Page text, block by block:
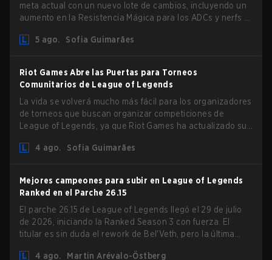
meta actual con un nuevo lote de cambios, incluyendo un
aumento en la Resistencia Mágica para los ADCs y nerfs a
5 ago.
Sofia Guimarães
Riot Games Abre las Puertas para Torneos
Comunitarios de League of Legends
La vida se volverá mucho más fácil para los organizadores
de torneos que buscan organizar competiciones de
League of Legends, ya que Riot Games ha actualizado sus
eliminan varias restricciones obsoletas.
4 ago. Sofia Guimarães
Mejores campeones para subir en League of Legends
Ranked en el Parche 26.15
El parche 26.15 de League of Legends llegó el 29 de julio
de 2026, iniciando la Ranked Season 3 con fuerza. El
titular es sin duda el rework de Bel'Veth, pero la última
4 ago. Martin Arévalo-Östberg